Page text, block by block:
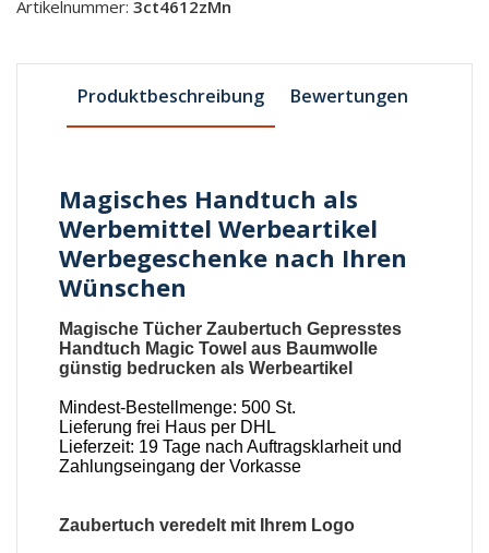
Artikelnummer: 3ct4612zMn
Produktbeschreibung Bewertungen
Magisches Handtuch als
Werbemittel Werbeartikel
Werbegeschenke nach Ihren
Wünschen
Magische Tücher Zaubertuch Gepresstes
Handtuch Magic Towel aus Baumwolle
günstig bedrucken als Werbeartikel
Mindest-Bestellmenge: 500 St.
Lieferung frei Haus per DHL
Lieferzeit: 19 Tage nach Auftragsklarheit und
Zahlungseingang der Vorkasse
Zaubertuch veredelt mit Ihrem Logo